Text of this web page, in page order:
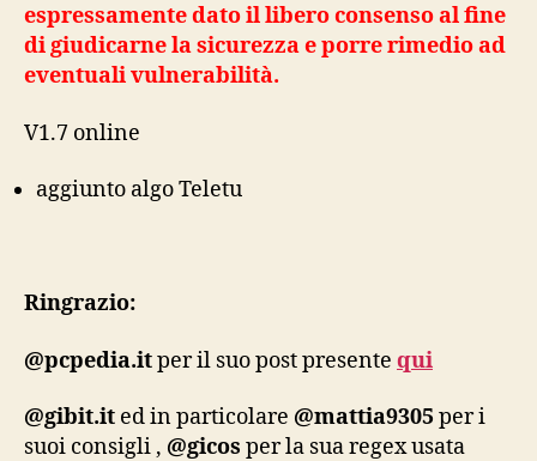
espressamente dato il libero consenso al fine
di giudicarne la sicurezza e porre rimedio ad
eventuali vulnerabilità.
V1.7 online
aggiunto algo Teletu
Ringrazio:
@pcpedia.itper il suo post presente qui
@gibit.it ed in particolare @mattia9305 per i
suoi consigli , @gicos per la sua regex usata